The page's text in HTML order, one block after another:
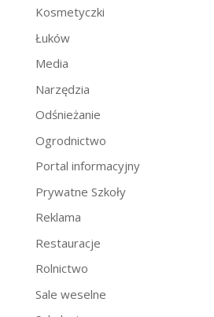
Kosmetyczki
Łuków
Media
Narzędzia
Odśnieżanie
Ogrodnictwo
Portal informacyjny
Prywatne Szkoły
Reklama
Restauracje
Rolnictwo
Sale weselne